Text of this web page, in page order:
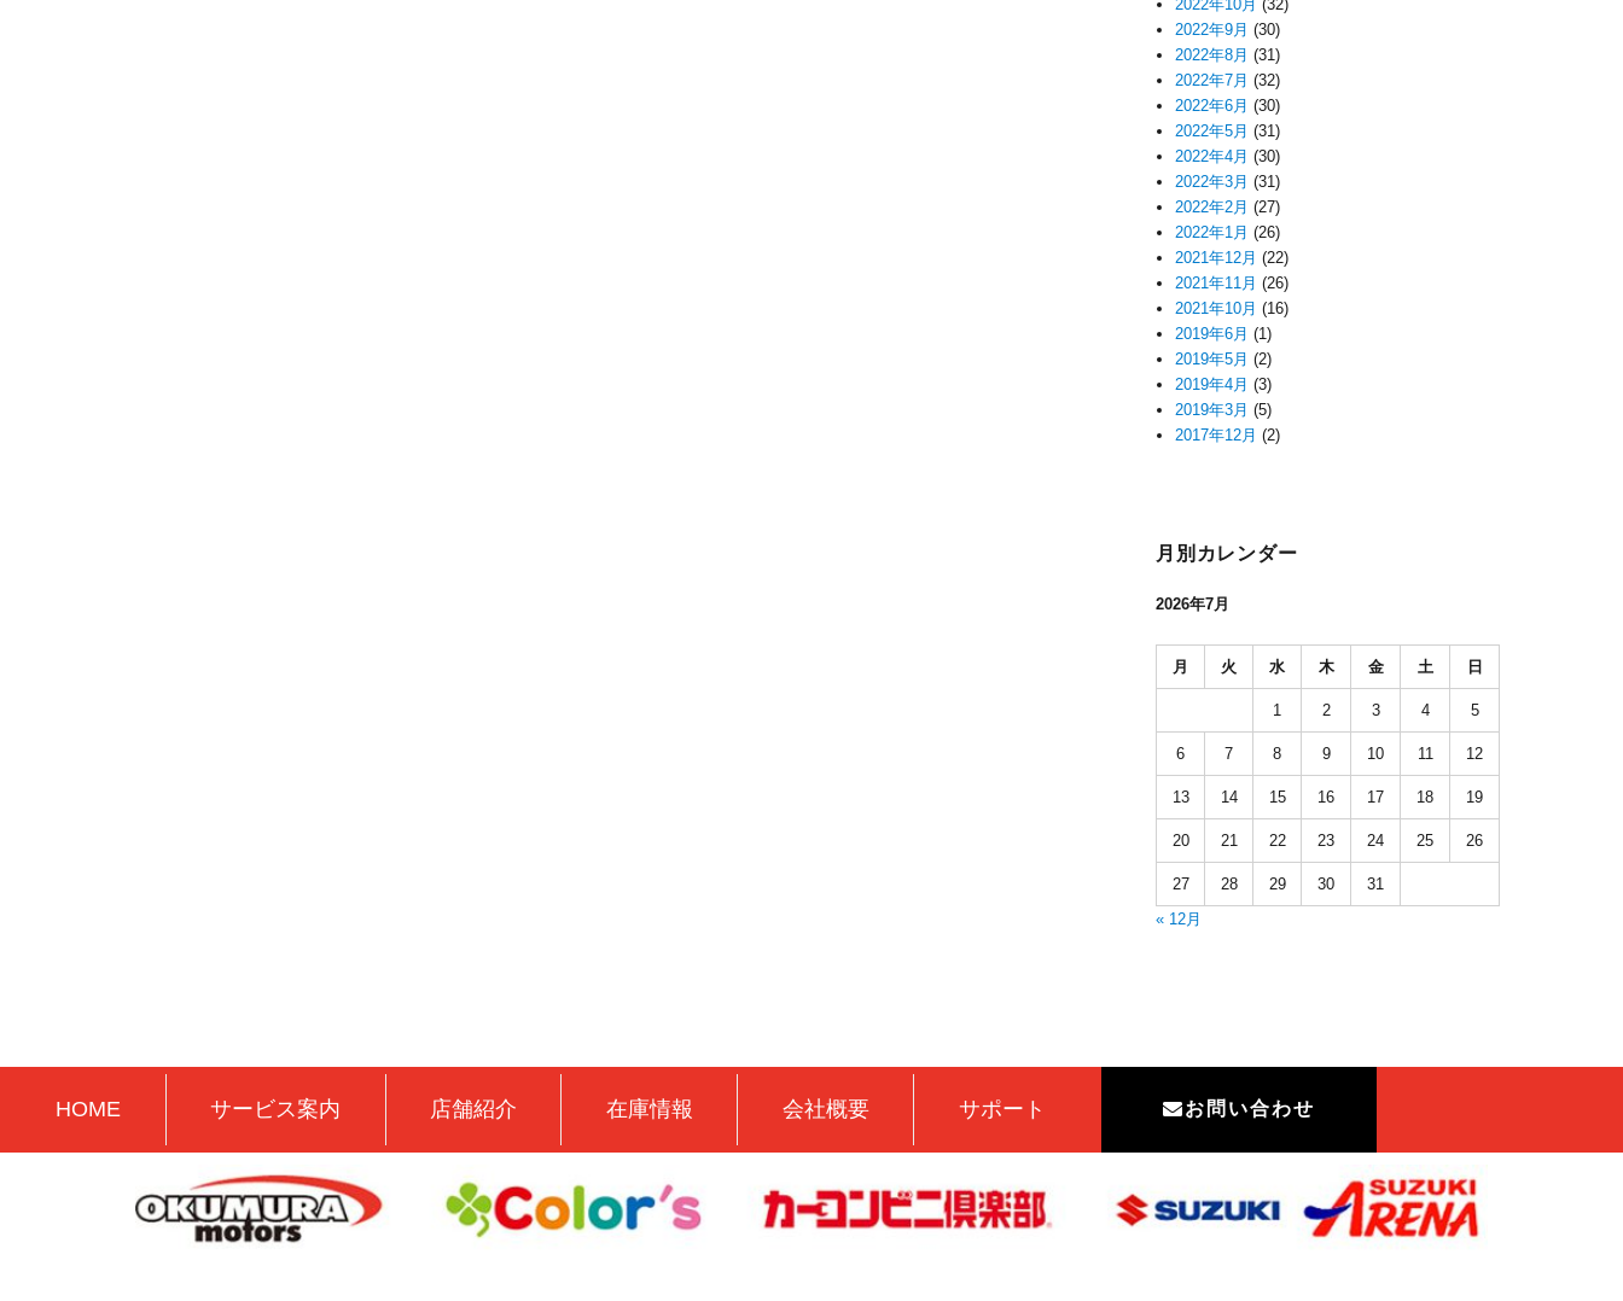
2022年10月 (32)
2022年9月 (30)
2022年8月 (31)
2022年7月 (32)
2022年6月 (30)
2022年5月 (31)
2022年4月 (30)
2022年3月 (31)
2022年2月 (27)
2022年1月 (26)
2021年12月 (22)
2021年11月 (26)
2021年10月 (16)
2019年6月 (1)
2019年5月 (2)
2019年4月 (3)
2019年3月 (5)
2017年12月 (2)
月別カレンダー
2026年7月
月 火 水 木 金 土 日
1 2 3 4 5
6 7 8 9 10 11 12
13 14 15 16 17 18 19
20 21 22 23 24 25 26
27 28 29 30
31
« 12月
HOME サービス案内 店舗紹介 在庫情報 会社概要 サポート お問い合わせ